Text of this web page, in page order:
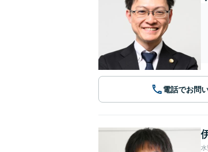
電話でお問